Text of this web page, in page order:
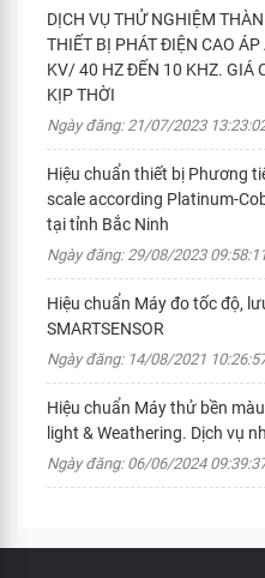
DỊCH VỤ THỬ NGHIỆM
THIẾT BỊ PHÁT ĐIỆN CAO
KV/ 40 HZ ĐẾN 10 KHZ. GIÁ
KỊP THỜI
Ngày đăng: 21/07/2023
Hiệu chuẩn thiết bị Phương
scale according Platinum-
tại tỉnh Bắc Ninh
Ngày đăng: 29/08/2023
Hiệu chuẩn Máy đo tốc độ,
SMARTSENSOR
Ngày đăng: 14/08/2021
Hiệu chuẩn Máy thử bền
light & Weathering. Dịch vụ
Ngày đăng: 06/06/2024